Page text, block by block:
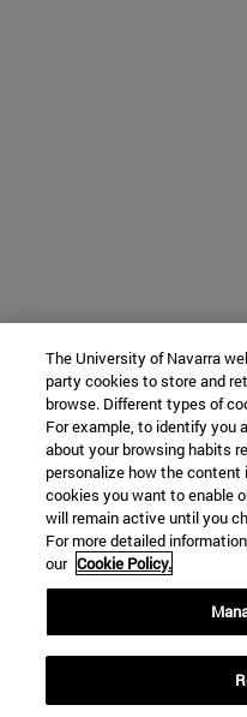
The University of Navarra
party cookies to store and
browse. Different types of
For example, to identify you
about your browsing habits
personalize how the
cookies you want to enable
will remain active until you
For more detailed
our Cookie Policy.